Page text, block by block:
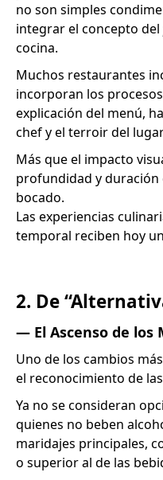
no son simples
integrar el concepto del
cocina.
Muchos restaurantes
incorporan los
explicación del menú,
chef y el terroir del
Más que el impacto
profundidad y
bocado.
Las experiencias
temporal reciben hoy
2. De
— El Ascenso de los
Uno de los cambios
el reconocimiento de
Ya no se consideran
quienes no beben
maridajes principales,
o superior al de las